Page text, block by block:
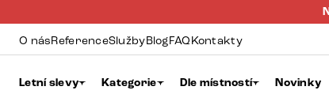
O násReferenceSlužbyBlogFAQKontakty
Letní slevy Kategorie Dle místností Novinky